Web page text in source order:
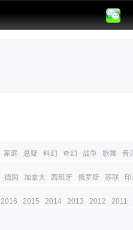
家庭 悬疑 科幻 奇幻 战争 歌舞 音
德国 加拿大 西班牙 俄罗斯 苏联
2016 2015 2014 2013 2012 2011